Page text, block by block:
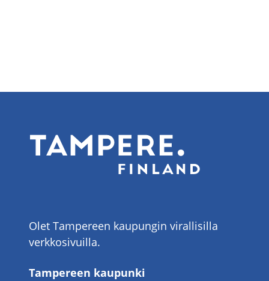
Olet Tampereen kaupungin virallisilla
verkkosivuilla.
Tampereen kaupunki